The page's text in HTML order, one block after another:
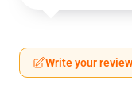
Write your review